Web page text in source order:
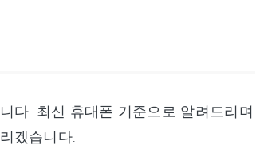
다. 최신 휴대폰 기준으로 알려드리며
겠습니다.